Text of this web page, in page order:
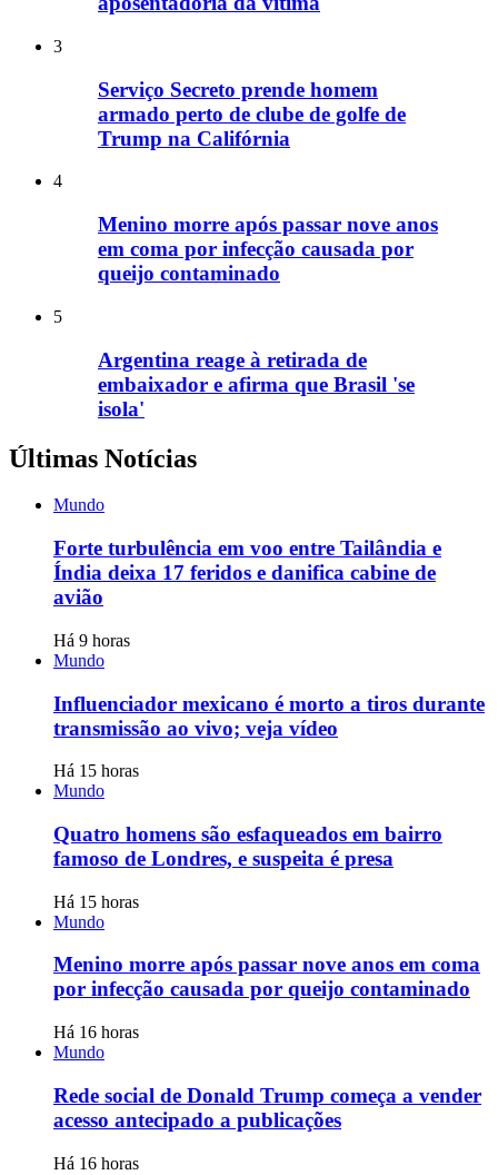
3
Serviço Secreto prende homem
armado perto de clube de golfe de
Trump na Califórnia
4
Menino morre após passar nove anos
em coma por infecção causada por
queijo contaminado
5
Argentina reage à retirada de
embaixador e afirma que Brasil 'se
isola'
Últimas Notícias
Mundo
Forte turbulência em voo entre Tailândia e
Índia deixa 17 feridos e danifica cabine de
avião
Há 9 horas
Mundo
Influenciador mexicano é morto a tiros durante
transmissão ao vivo; veja vídeo
Há 15 horas
Mundo
Quatro homens são esfaqueados em bairro
famoso de Londres, e suspeita é presa
Há 15 horas
Mundo
Menino morre após passar nove anos em coma
por infecção causada por queijo contaminado
Há 16 horas
Mundo
Rede social de Donald Trump começa a vender
acesso antecipado a publicações
Há 16 horas